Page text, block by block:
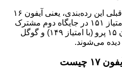
این در حالی است که قهرمانان قبلی این رده‌بندی، یعنی آیفون ۱۶
پرو و آنر مجیک ۶ پرو، هر دو با امتیاز ۱۵۱ در جایگاه دوم مشترک
قرار دارند. پس از آن‌ها نیز آیفون ۱۵ پرو (با امتیاز ۱۴۹) و گوگل
چیست